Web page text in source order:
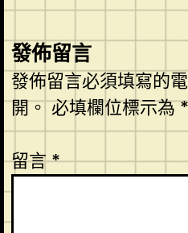
發佈留言
發佈留言必須填寫的
開。必填欄位標示為*
留言*